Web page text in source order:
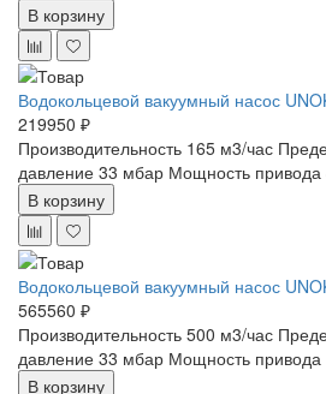
В корзину
Водокольцевой вакуумный насос
219950 ₽
Производительность 165 м3/час
давление 33 мбар Мощность привода
В корзину
Водокольцевой вакуумный насос
565560 ₽
Производительность 500 м3/час
давление 33 мбар Мощность привода
В корзину